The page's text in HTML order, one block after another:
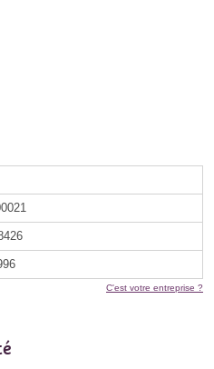
C'est votre entreprise ?